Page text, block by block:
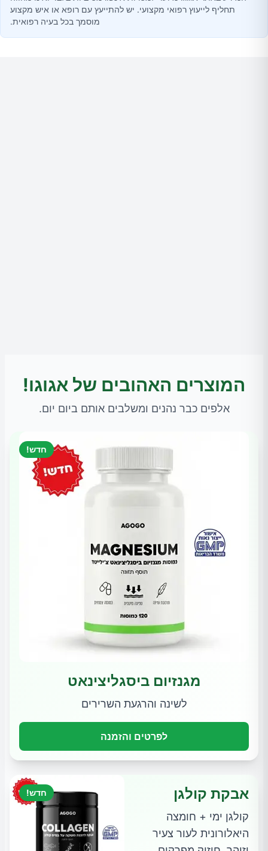
תחליף לייעוץ רפואי מקצועי. יש להתייעץ עם רופא או איש מקצוע
מוסמך בכל בעיה רפואית.
המוצרים האהובים של אגוגו!
אלפים כבר נהנים ומשלבים אותם ביום יום.
חדש!
מגנזיום ביסגליצינאט
לשינה והרגעת השרירים
לפרטים והזמנה
חדש! אבקת קולגן
קולגן ימי + חומצה
היאלורונית לעור צעיר